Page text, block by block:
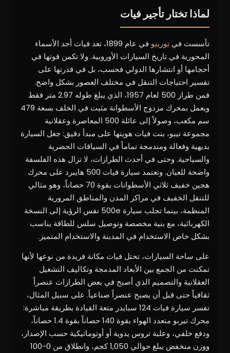
لماذا تختار تأجير فيات
تأسست في تورينو
في عام 1899، تعد فيات أحد الأسماء
المحورية في تاريخ السيارات الأوروبية. ولا تكمن قوتها في
أحجامها أو انتشارها الدولي فحسب، بل في قدرتها على
تفسير احتياجات التنقل في مختلف العصور بشكل واضح.
فمن طراز 500 لعام 1957، الذي يبلغ طوله 2.97 متر فقط
ويعمل بمحرك مزدوج الأسطوانة مثبت في الخلف بسعة 479
سم مكعب، وصولاً إلى عائلة 500 المعاصرة وعقلانية
مجموعة تيبو، بنت فيات هويتها على مبدأ دقيق: جعل السيارة
بديهية وفعالة ومندمجة تماماً في السياقات الحضرية
والسياحية. وحتى في أحدث الطرازات، لا تزال هذه الفلسفة
واضحة للعيان. وتعتمد سيارة فيات 500 هايبرد على محرك
هجين خفيف ثلاثي الأسطوانات بقوة 70 حصاناً، وهو مثالي
للتنقل الخفيف في مراكز المدن والمناطق المرورية
المنظمة، بينما تجلب سيارة 500e نفس الرؤية إلى النسخة
الكهربائية، مع بنية مخصصة وتوصيل سلس للطاقة يناسب
بشكل خاص الاستخدام في المدينة والاستخدام المتميز.
على ساحة السيارات، تحتل فيات مكانة فريدة من نوعها لأنها
تمكنت من الجمع بين الأبعاد المدمجة وتكاليف التشغيل
العقلانية والتصميم الذي أصبح في بعض الطرازات عنصراً
ثقافياً حتى قبل أن يصبح عنصراً صناعياً. على سبيل المثال،
تفسر سيارة فيات 124 سبايدر متعة القيادة بطريقة مباشرة:
محرك تيربو متعدد الهواء بقوة 140 حصاناً بقوة 1.4 حصاناً،
ودفع خلفي، وعلبة تروس يدوية أو أوتوماتيكية حسب الإصدار،
ووزن منخفض يبلغ حوالي 1,050 كجم، وانطلاق من 0-100